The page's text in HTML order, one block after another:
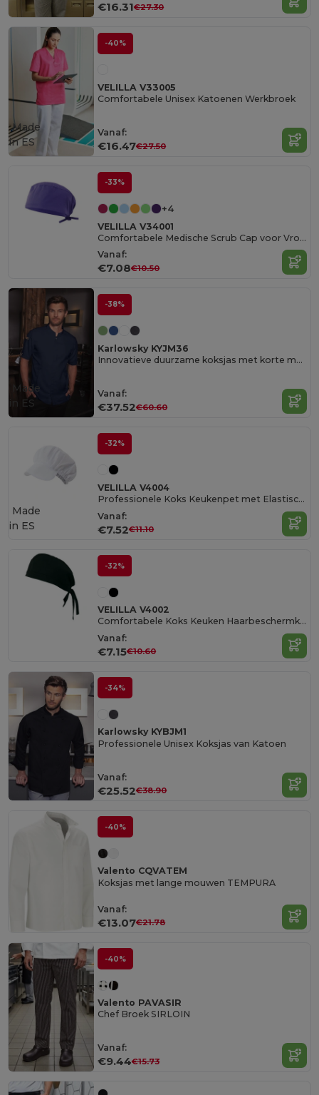
€16.31€27.30
-40%
VELILLA V33005
Comfortabele Unisex Katoenen Werkbroek
Vanaf:
€16.47€27.50
Made
in ES
-33%
+4
VELILLA V34001
Comfortabele Medische Scrub Cap voor Vrouwen
Vanaf:
€7.08€10.50
-38%
Karlowsky KYJM36
Innovatieve duurzame koksjas met korte mouw
Vanaf:
€37.52€60.60
Made
ES
-32%
VELILLA V4004
Professionele Koks Keukenpet met Elastische Band
Vanaf:
€7.52€11.10
Made
in ES
-32%
VELILLA V4002
Comfortabele Koks Keuken Haarbeschermkap
Vanaf:
€7.15€10.60
-34%
Karlowsky KYBJM1
Professionele Unisex Koksjas van Katoen
Vanaf:
€25.52€38.90
-40%
Valento CQVATEM
Koksjas met lange mouwen TEMPURA
Vanaf:
€13.07€21.78
-40%
Valento PAVASIR
Chef Broek SIRLOIN
Vanaf:
€9.44€15.73